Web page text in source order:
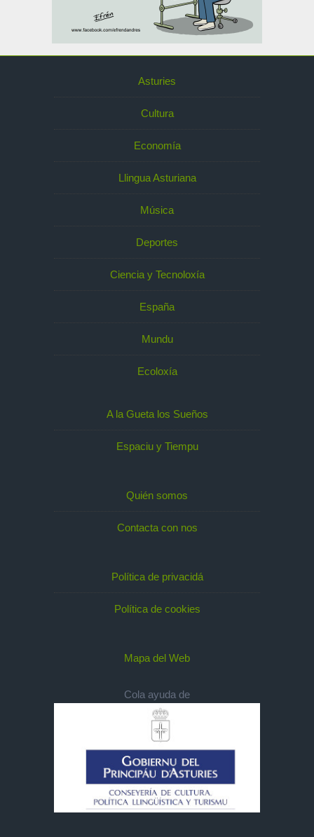
Asturies
Cultura
Economía
Llingua Asturiana
Música
Deportes
Ciencia y Tecnoloxía
España
Mundu
Ecoloxía
A la Gueta los Sueños
Espaciu y Tiempu
Quién somos
Contacta con nos
Política de privacidá
Política de cookies
Mapa del Web
Cola ayuda de